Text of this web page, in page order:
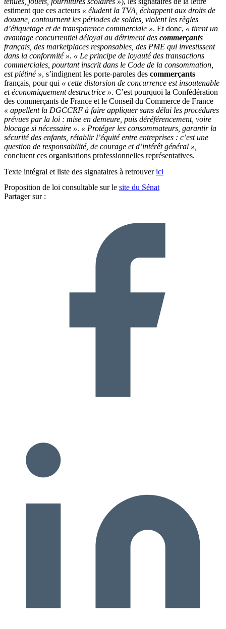
estiment que ces acteurs « éludent la TVA, échappent aux droits de
douane, contournent les périodes de soldes, violent les règles
d’étiquetage et de transparence commerciale ». Et donc, « tirent un
avantage concurrentiel déloyal au détriment des commerçants
français, des marketplaces responsables, des PME qui investissent
dans la conformité ». « Le principe de loyauté des transactions
commerciales, pourtant inscrit dans le Code de la consommation,
est piétiné », s’indignent les porte-paroles des commerçants
français, pour qui « cette distorsion de concurrence est insoutenable
et économiquement destructrice ». C’est pourquoi la Confédération
des commerçants de France et le Conseil du Commerce de France
« appellent la DGCCRF à faire appliquer sans délai les procédures
prévues par la loi : mise en demeure, puis déréférencement, voire
blocage si nécessaire ». « Protéger les consommateurs, garantir la
sécurité des enfants, rétablir l’équité entre entreprises : c’est une
question de responsabilité, de courage et d’intérêt général »,
concluent ces organisations professionnelles représentatives.
Texte intégral et liste des signataires à retrouverici
Proposition de loi consultable sur le site du Sénat
Partager sur :